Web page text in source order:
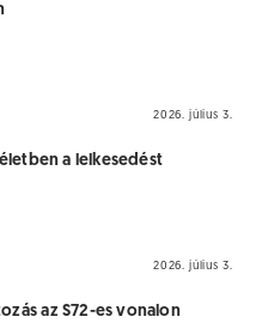
2026. július 3.
a lelkesedést
2026. július 3.
az S72-es vonalon